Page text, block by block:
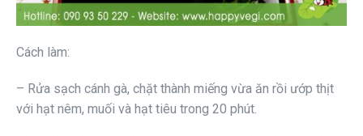
Cách làm:
– Rửa sạch cánh gà, chặt thành miếng vừa ăn rồi ướp thịt
với hạt nêm, muối và hạt tiêu trong 20 phút.